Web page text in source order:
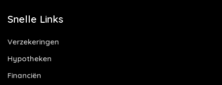
Snelle Links
Verzekeringen
Hypotheken
Financiën